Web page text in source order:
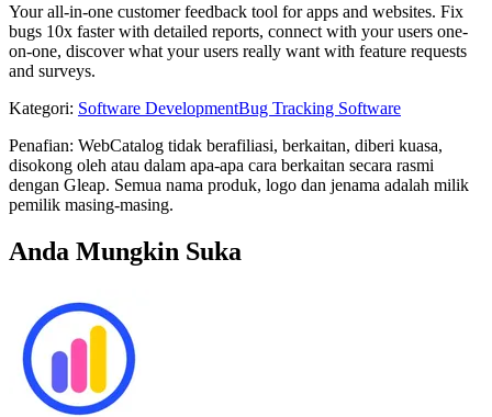
Your all-in-one customer feedback tool for apps and websites. Fix
bugs 10x faster with detailed reports, connect with your users one-
on-one, discover what your users really want with feature requests
and surveys.
Kategori: Software DevelopmentBug Tracking Software
Penafian: WebCatalog tidak berafiliasi, berkaitan, diberi kuasa,
disokong oleh atau dalam apa-apa cara berkaitan secara rasmi
dengan Gleap. Semua nama produk, logo dan jenama adalah milik
pemilik masing-masing.
Anda Mungkin Suka